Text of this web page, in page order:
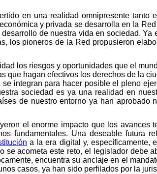
en una realidad omnipresente
y privada se desarrolla en la
de nuestra vida en sociedad.
los pioneros de la Red propusieron
los riesgos y oportunidades que el
que hagan efectivos los derechos de la
integran para hacer posible el pleno
sociedad es ya una realidad en
de nuestro entorno ya han aprobado
el enorme impacto que los avances
fundamentales. Una deseable futura
a la era digital y, específicamente,
se acometa este reto, el legislador debe
encuentra su anclaje en el
casos, ya han sido perfilados por la